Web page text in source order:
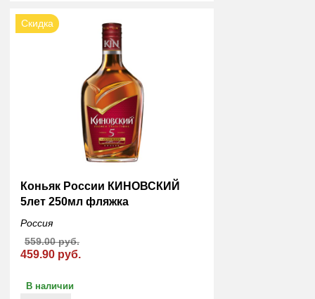
Скидка
Коньяк России КИНОВСКИЙ
5лет 250мл фляжка
Россия
459.90 руб.
559.00 руб.
В наличии